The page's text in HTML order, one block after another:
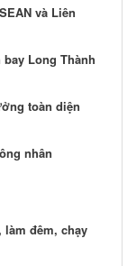
và Liên
Long Thành
toàn diện
nhân
làm đêm, chạy